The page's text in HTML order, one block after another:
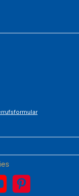
Pinterest